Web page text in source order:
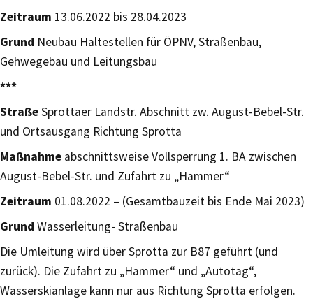
Zeitraum 13.06.2022 bis 28.04.2023
Grund Neubau Haltestellen für ÖPNV, Straßenbau,
Gehwegebau und Leitungsbau
***
StraßeSprottaer Landstr. Abschnitt zw. August-Bebel-Str.
und Ortsausgang Richtung Sprotta
Maßnahme abschnittsweise Vollsperrung 1. BA zwischen
August-Bebel-Str. und Zufahrt zu „Hammer“
Zeitraum 01.08.2022 – (Gesamtbauzeit bis Ende Mai 2023)
Grund Wasserleitung- Straßenbau
Die Umleitung wird über Sprotta zur B87 geführt (und
zurück). Die Zufahrt zu „Hammer“ und „Autotag“,
Wasserskianlage kann nur aus Richtung Sprotta erfolgen.